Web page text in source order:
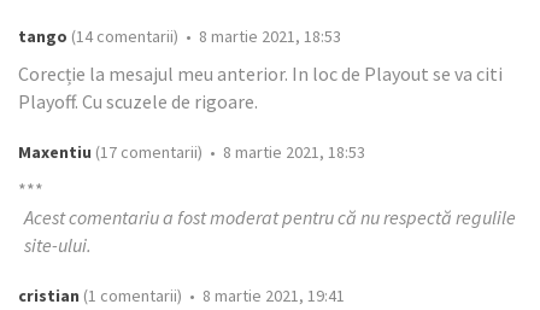
tango (14 comentarii) • 8 martie 2021, 18:53
Corecție la mesajul meu anterior. In loc de Playout se va citi
Playoff. Cu scuzele de rigoare.
Maxentiu (17 comentarii) • 8 martie 2021, 18:53
***
Acest comentariu a fost moderat pentru că nu respectă regulile
site-ului.
cristian (1 comentarii) • 8 martie 2021, 19:41